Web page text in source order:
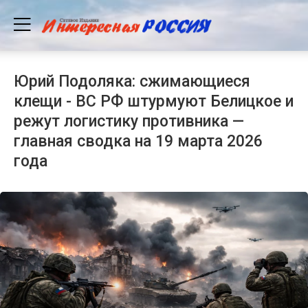
Юрий Подоляка: сжимающиеся
клещи - ВС РФ штурмуют Белицкое и
режут логистику противника —
главная сводка на 19 марта 2026
года